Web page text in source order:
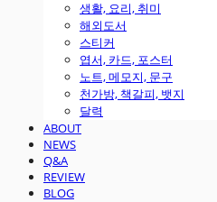
생활, 요리, 취미
해외도서
스티커
엽서, 카드, 포스터
노트, 메모지, 문구
천가방, 책갈피, 뱃지
달력
ABOUT
NEWS
Q&A
REVIEW
BLOG